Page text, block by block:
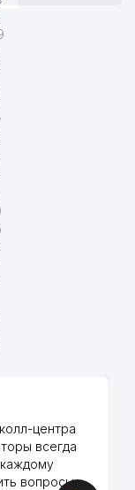
центра
всегда
вопросы.